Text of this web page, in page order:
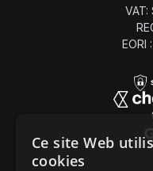
VAT:
EORI
Ce site Web
cookies